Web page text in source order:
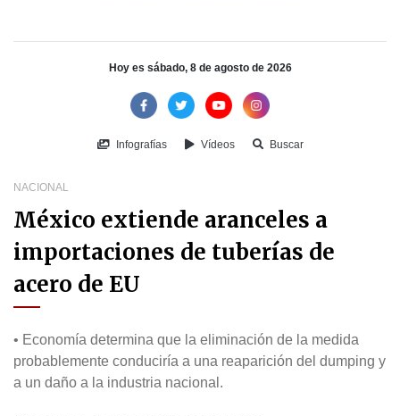
Hoy es sábado, 8 de agosto de 2026
Infografías Vídeos Buscar
NACIONAL
México extiende aranceles a
importaciones de tuberías de
acero de EU
• Economía determina que la eliminación de la medida
probablemente conduciría a una reaparición del dumping y
a un daño a la industria nacional.